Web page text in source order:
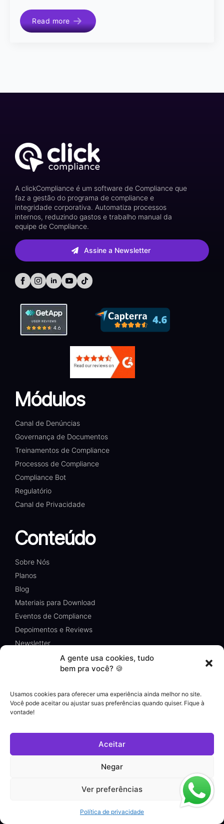
A gente usa cookies, tudo
bem pra você? 🍪
Usamos cookies para oferecer uma experiência ainda melhor no site.
Você pode aceitar ou ajustar suas preferências quando quiser. Fique à
vontade!
Aceitar
Negar
Ver preferências
Política de privacidade
Read more
A clickCompliance é um software de Compliance que
faz a gestão do programa de compliance e
integridade corporativa. Automatiza processos
internos, reduzindo gastos e trabalho manual da
equipe de Compliance.
Assine a Newsletter
Módulos
Canal de Denúncias
Governança de Documentos
Treinamentos de Compliance
Processos de Compliance
Compliance Bot
Regulatório
Canal de Privacidade
Conteúdo
Sobre Nós
Planos
Blog
Materiais para Download
Eventos de Compliance
Depoimentos e Reviews
Newsletter
Compliance Talks
Segmentos
Compliance no Mercado Financeiro
Compliance para Petróleo e Gás
Compliance setor Energético
Compliance Marketing e Comunicação